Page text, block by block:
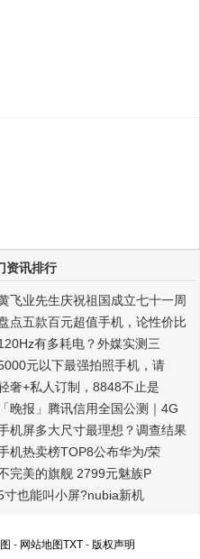
资讯排行
飞业先生庆祝祖国成立七十一周
点五款百元超值手机，论性价比
有多耗电？外媒实测三
元以下最强拍照手机，请
奢+私人订制，8848不止是
「晚报」腾讯信用全国公测｜4G
机屏多大尺寸最理想？调查结果
机热卖榜TOP8公布华为/荣
完美的旗舰 2799元魅族P
寸也能叫小屏?nubia新机
- 网站地图TXT- 版权声明